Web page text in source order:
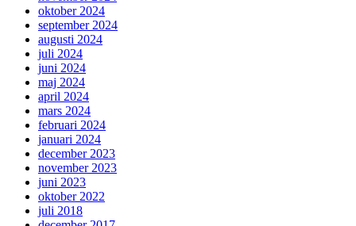
oktober 2024
september 2024
augusti 2024
juli 2024
juni 2024
maj 2024
april 2024
mars 2024
februari 2024
januari 2024
december 2023
november 2023
juni 2023
oktober 2022
juli 2018